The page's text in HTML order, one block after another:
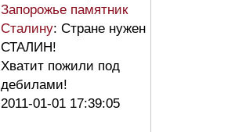
Запорожье памятник
Сталину: Стране нужен
СТАЛИН!
Хватит пожили под
дебилами!
2011-01-01 17:39:05